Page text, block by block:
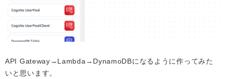
API Gateway→Lambda→DynamoDBになるように作ってみた
いと思います。